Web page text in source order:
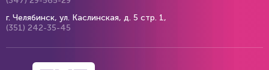
г. Челябинск, ул. Каслинская, д. 5 стр. 1,
(351) 242-35-45